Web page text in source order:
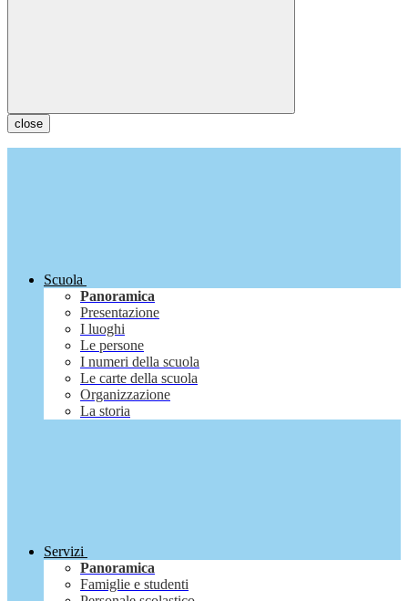
close
Scuola
Panoramica
Presentazione
I luoghi
Le persone
I numeri della scuola
Le carte della scuola
Organizzazione
La storia
Servizi
Panoramica
Famiglie e studenti